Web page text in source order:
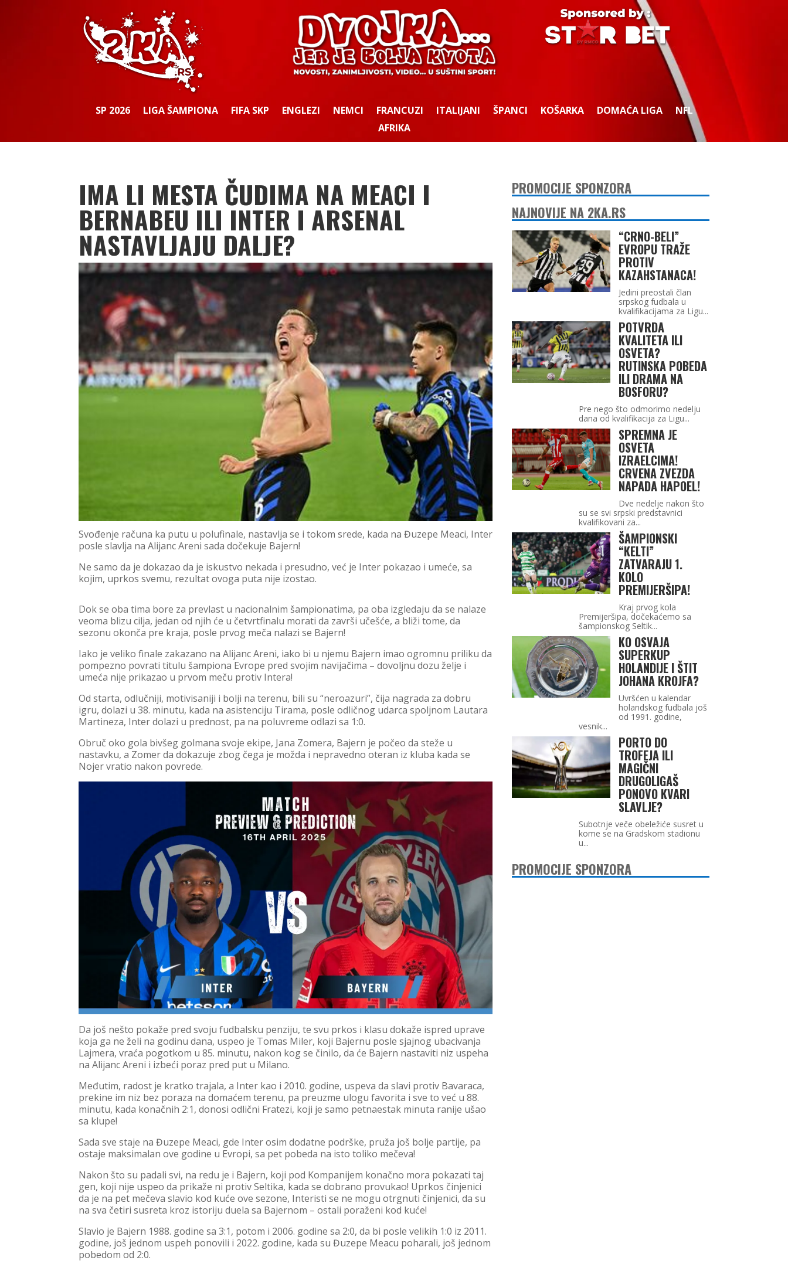
SP 2026 LIGA ŠAMPIONA FIFA SKP ENGLEZI NEMCI FRANCUZI ITALIJANI ŠPANCI KOŠARKA DOMAĆA LIGA
NFL
AFRIKA
IMA LI MESTA ČUDIMA NA MEACI I
BERNABEU ILI INTER I ARSENAL
NASTAVLJAJU DALJE?
Svođenje računa ka putu u polufinale, nastavlja se i tokom srede, kada na Đuzepe Meaci, Inter
posle slavlja na Alijanc Areni sada dočekuje Bajern!
Ne samo da je dokazao da je iskustvo nekada i presudno, već je Inter pokazao i umeće, sa
kojim, uprkos svemu, rezultat ovoga puta nije izostao.
Dok se oba tima bore za prevlast u nacionalnim šampionatima, pa oba izgledaju da se nalaze
veoma blizu cilja, jedan od njih će u četvrtfinalu morati da završi učešće, a bliži tome, da
sezonu okonča pre kraja, posle prvog meča nalazi se Bajern!
Iako je veliko finale zakazano na Alijanc Areni, iako bi u njemu Bajern imao ogromnu priliku da
pompezno povrati titulu šampiona Evrope pred svojim navijačima – dovoljnu dozu želje i
umeća nije prikazao u prvom meču protiv Intera!
Od starta, odlučniji, motivisaniji i bolji na terenu, bili su “neroazuri”, čija nagrada za dobru
igru, dolazi u 38. minutu, kada na asistenciju Tirama, posle odličnog udarca spoljnom Lautara
Martineza, Inter dolazi u prednost, pa na poluvreme odlazi sa 1:0.
Obruč oko gola bivšeg golmana svoje ekipe, Jana Zomera, Bajern je počeo da steže u
nastavku, a Zomer da dokazuje zbog čega je možda i nepravedno oteran iz kluba kada se
Nojer vratio nakon povrede.
Da još nešto pokaže pred svoju fudbalsku penziju, te svu prkos i klasu dokaže ispred uprave
koja ga ne želi na godinu dana, uspeo je Tomas Miler, koji Bajernu posle sjajnog ubacivanja
Lajmera, vraća pogotkom u 85. minutu, nakon kog se činilo, da će Bajern nastaviti niz uspeha
na Alijanc Areni i izbeći poraz pred put u Milano.
Međutim, radost je kratko trajala, a Inter kao i 2010. godine, uspeva da slavi protiv Bavaraca,
prekine im niz bez poraza na domaćem terenu, pa preuzme ulogu favorita i sve to već u 88.
minutu, kada konačnih 2:1, donosi odlični Fratezi, koji je samo petnaestak minuta ranije ušao
sa klupe!
Sada sve staje na Đuzepe Meaci, gde Inter osim dodatne podrške, pruža još bolje partije, pa
ostaje maksimalan ove godine u Evropi, sa pet pobeda na isto toliko mečeva!
Nakon što su padali svi, na redu je i Bajern, koji pod Kompanijem konačno mora pokazati taj
gen, koji nije uspeo da prikaže ni protiv Seltika, kada se dobrano provukao! Uprkos činjenici
da je na pet mečeva slavio kod kuće ove sezone, Interisti se ne mogu otrgnuti činjenici, da su
na sva četiri susreta kroz istoriju duela sa Bajernom – ostali poraženi kod kuće!
Slavio je Bajern 1988. godine sa 3:1, potom i 2006. godine sa 2:0, da bi posle velikih 1:0 iz 2011.
godine, još jednom uspeh ponovili i 2022. godine, kada su Đuzepe Meacu poharali, još jednom
pobedom od 2:0.
PROMOCIJE SPONZORA
NAJNOVIJE NA 2KA.RS
“CRNO-BELI”
EVROPU TRAŽE
PROTIV
KAZAHSTANACA!
Jedini preostali član
srpskog fudbala u
kvalifikacijama za Ligu...
POTVRDA
KVALITETA ILI
OSVETA?
RUTINSKA POBEDA
ILI DRAMA NA
BOSFORU?
Pre nego što odmorimo nedelju
dana od kvalifikacija za Ligu...
SPREMNA JE
OSVETA
IZRAELCIMA!
CRVENA ZVEZDA
NAPADA HAPOEL!
Dve nedelje nakon što
su se svi srpski predstavnici
kvalifikovani za...
ŠAMPIONSKI
“KELTI”
ZATVARAJU 1.
KOLO
PREMIJERŠIPA!
Kraj prvog kola
Premijeršipa, dočekaćemo sa
šampionskog Seltik...
KO OSVAJA
SUPERKUP
HOLANDIJE I ŠTIT
JOHANA KROJFA?
Uvršćen u kalendar
holandskog fudbala još
od 1991. godine,
vesnik...
PORTO DO
TROFEJA ILI
MAGIČNI
DRUGOLIGAŠ
PONOVO KVARI
SLAVLJE?
Subotnje veče obeležiće susret u
kome se na Gradskom stadionu
u...
PROMOCIJE SPONZORA